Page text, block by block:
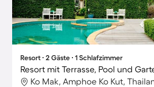
Resort ∙ 2 Gäste ∙ 1 Schlafzimmer
Ko Mak, Amphoe Ko Kut,